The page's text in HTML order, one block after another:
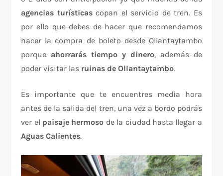
agencias turísticascopan el servicio de tren. Es
por ello que debes de hacer que recomendamos
hacer la compra de boleto desde Ollantaytambo
porque ahorrarás tiempo y dinero, además de
poder visitar las ruinas de Ollantaytambo.
Es importante que te encuentres media hora
antes de la salida del tren, una vez a bordo podrás
ver el paisaje hermoso de la ciudad hasta llegar a
Aguas Calientes.